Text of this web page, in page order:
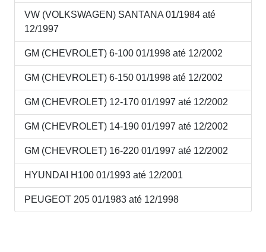
VW (VOLKSWAGEN) SANTANA 01/1984 até
12/1997
GM (CHEVROLET) 6-100 01/1998 até 12/2002
GM (CHEVROLET) 6-150 01/1998 até 12/2002
GM (CHEVROLET) 12-170 01/1997 até 12/2002
GM (CHEVROLET) 14-190 01/1997 até 12/2002
GM (CHEVROLET) 16-220 01/1997 até 12/2002
HYUNDAI H100 01/1993 até 12/2001
PEUGEOT 205 01/1983 até 12/1998